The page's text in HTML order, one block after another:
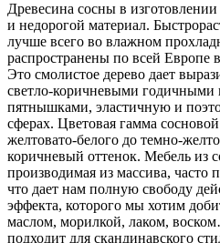
Древесина сосны в
и недорогой материал.
лучше всего во влажном
распространены по всей Европе
Это смолистое дерево дает
светло-коричневыми годичными
пятнышками, эластичную и
сферах. Цветовая гамма
желтовато-белого до темно-
коричневый оттенок. Мебель из
производимая из массива, часто
что дает нам полную свободу
эффекта, которого мы хотим
маслом, морилкой, лаком,
подходит для скандинавского